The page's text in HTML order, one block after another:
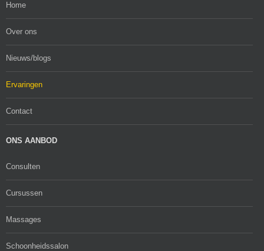
Home
Over ons
Nieuws/blogs
Ervaringen
Contact
ONS AANBOD
Consulten
Cursussen
Massages
Schoonheidssalon